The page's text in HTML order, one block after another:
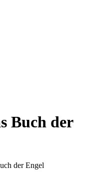
Buch der
der Engel